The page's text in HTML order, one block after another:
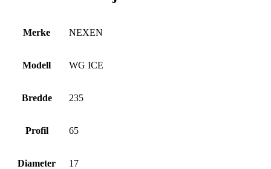
Merke NEXEN
Modell WG ICE
Bredde 235
Profil 65
Diameter 17